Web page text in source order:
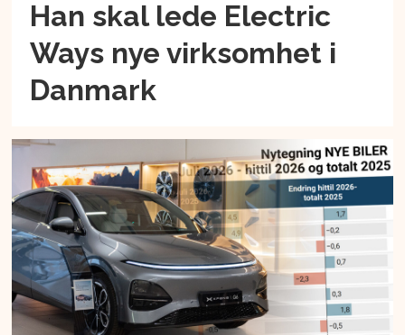
Han skal lede Electric
Ways nye virksomhet i
Danmark